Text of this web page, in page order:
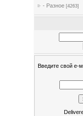
- Разное [4263]
Введите свой е-